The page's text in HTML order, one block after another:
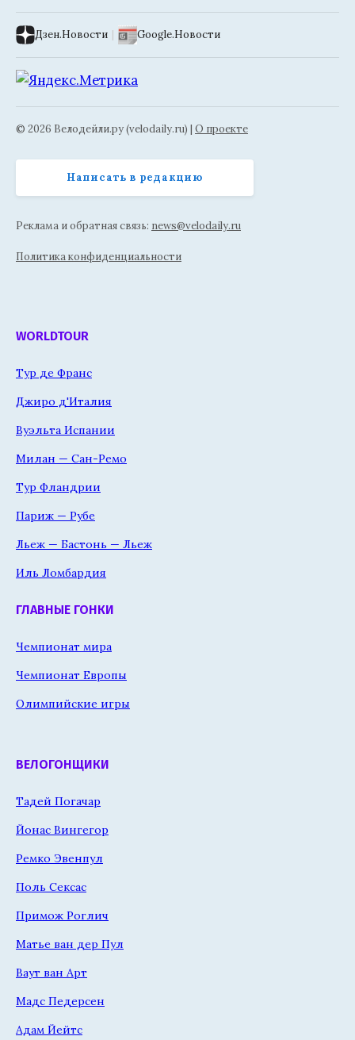
Дзен.Новости | Google.Новости
© 2026 Велодейли.ру (velodaily.ru) | О проекте
Написать в редакцию
Реклама и обратная связь: news@velodaily.ru
Политика конфиденциальности
WORLDTOUR
Тур де Франс
Джиро д'Италия
Вуэльта Испании
Милан — Сан-Ремо
Тур Фландрии
Париж — Рубе
Льеж — Бастонь — Льеж
Иль Ломбардия
ГЛАВНЫЕ ГОНКИ
Чемпионат мира
Чемпионат Европы
Олимпийские игры
ВЕЛОГОНЩИКИ
Тадей Погачар
Йонас Вингегор
Ремко Эвенпул
Поль Сексас
Примож Роглич
Матье ван дер Пул
Ваут ван Арт
Мадс Педерсен
Адам Йейтс